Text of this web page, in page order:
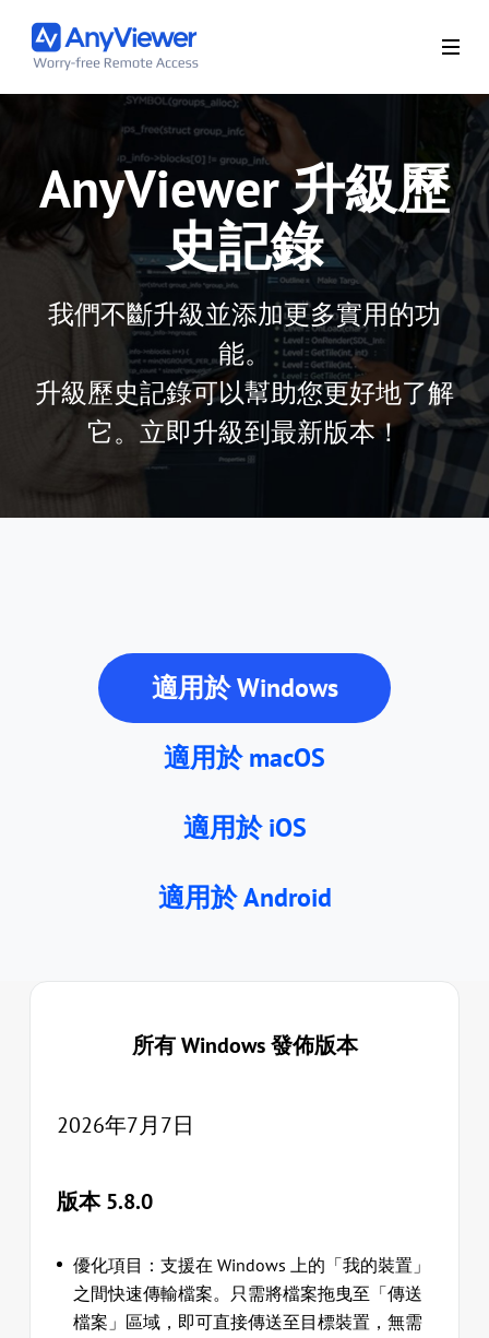
AnyViewer 升級歷
史記錄
我們不斷升級並添加更多實用的功
能。
升級歷史記錄可以幫助您更好地了解
它。立即升級到最新版本！
適用於 Windows
適用於 macOS
適用於 iOS
適用於 Android
所有 Windows 發佈版本
2026年7月7日
版本 5.8.0
優化項目：支援在 Windows 上的「我的裝置」
之間快速傳輸檔案。只需將檔案拖曳至「傳送
檔案」區域，即可直接傳送至目標裝置，無需